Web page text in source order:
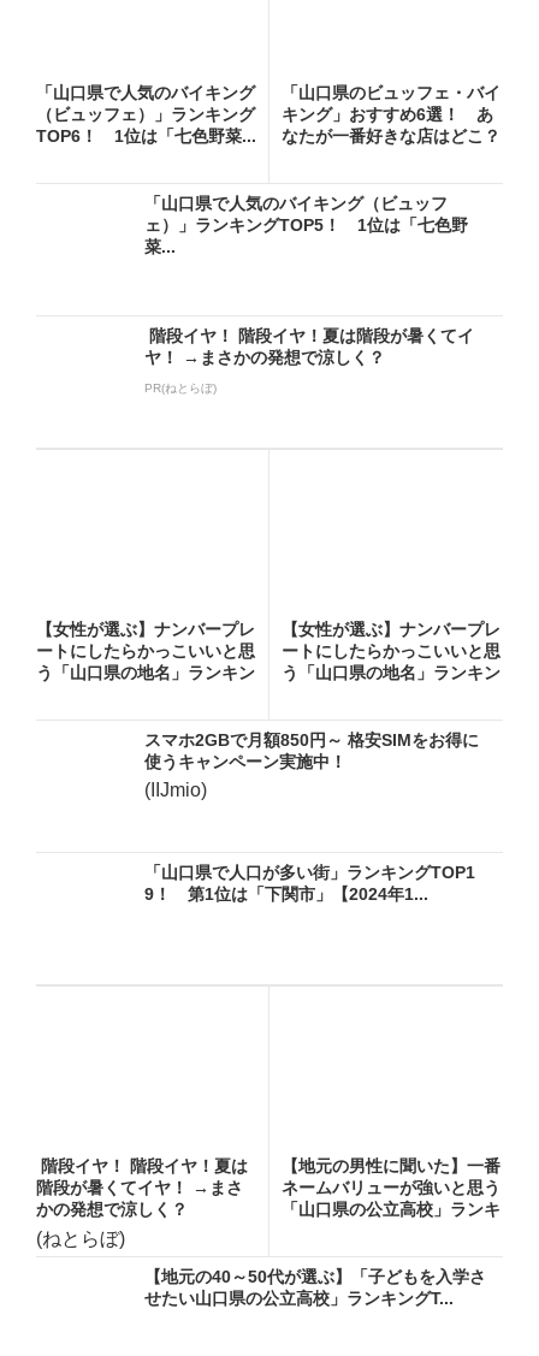
「山口県で人気のバイキング
（ビュッフェ）」ランキング
TOP6！ 1位は「七色野菜...
「山口県のビュッフェ・バイ
キング」おすすめ6選！ あ
なたが一番好きな店はどこ？
「山口県で人気のバイキング（ビュッフ
ェ）」ランキングTOP5！ 1位は「七色野
菜...
階段イヤ！ 階段イヤ！夏は階段が暑くてイ
ヤ！ →まさかの発想で涼しく？
PR(ねとらぼ)
【女性が選ぶ】ナンバープレ
ートにしたらかっこいいと思
う「山口県の地名」ランキン
【女性が選ぶ】ナンバープレ
ートにしたらかっこいいと思
う「山口県の地名」ランキン
スマホ2GBで月額850円～ 格安SIMをお得に
使うキャンペーン実施中！
(IIJmio)
「山口県で人口が多い街」ランキングTOP1
9！ 第1位は「下関市」【2024年1...
階段イヤ！ 階段イヤ！夏は
階段が暑くてイヤ！ →まさ
かの発想で涼しく？
(ねとらぼ)
【地元の男性に聞いた】一番
ネームバリューが強いと思う
「山口県の公立高校」ランキ
【地元の40～50代が選ぶ】「子どもを入学さ
せたい山口県の公立高校」ランキングT...